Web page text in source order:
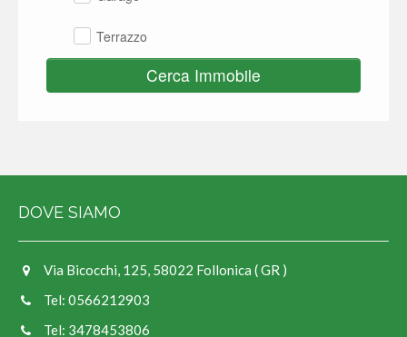
Terrazzo
Cerca Immobile
DOVE SIAMO
Via Bicocchi, 125, 58022 Follonica ( GR )
Tel: 0566212903
Tel: 3478453806